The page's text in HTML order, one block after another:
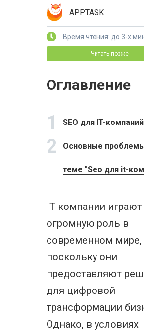
APPTASK
Время чтения: до 3-х
Читать позже
Оглавление
1 SEO для IT-компаний
2 Основные
теме "Seo для it-
IT-компании играют
огромную роль в
современном мире,
поскольку они
предоставляют
для цифровой
трансформации
Однако, в условиях